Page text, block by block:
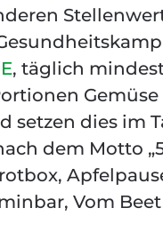
, täglich
setzen dies im
dem Motto
Vom